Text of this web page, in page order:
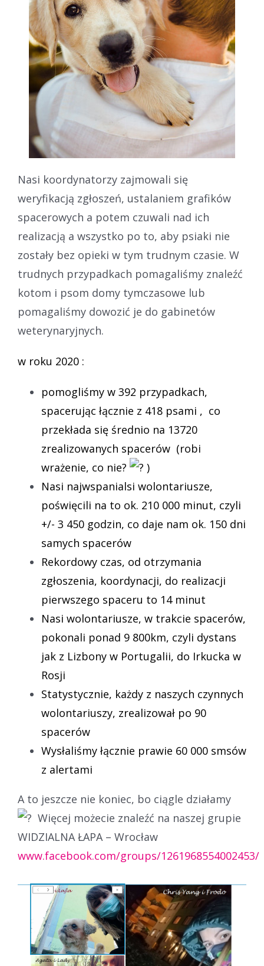
Nasi koordynatorzy zajmowali się
weryfikacją zgłoszeń, ustalaniem grafików
spacerowych a potem czuwali nad ich
realizacją a wszystko po to, aby psiaki nie
zostały bez opieki w tym trudnym czasie. W
trudnych przypadkach pomagaliśmy znaleźć
kotom i psom domy tymczasowe lub
pomagaliśmy dowozić je do gabinetów
weterynaryjnych.
w roku 2020 :
pomogliśmy w 392 przypadkach,
spacerując łącznie z 418 psami , co
przekłada się średnio na 13720
zrealizowanych spacerów (robi
wrażenie, co nie?
)
Nasi najwspanialsi wolontariusze,
poświęcili na to ok. 210 000 minut, czyli
+/- 3 450 godzin, co daje nam ok. 150 dni
samych spacerów
Rekordowy czas, od otrzymania
zgłoszenia, koordynacji, do realizacji
pierwszego spaceru to 14 minut
Nasi wolontariusze, w trakcie spacerów,
pokonali ponad 9 800km, czyli dystans
jak z Lizbony w Portugalii, do Irkucka w
Rosji
Statystycznie, każdy z naszych czynnych
wolontariuszy, zrealizował po 90
spacerów
Wysłaliśmy łącznie prawie 60 000 smsów
z alertami
A to jeszcze nie koniec, bo ciągle działamy
Więcej możecie znaleźć na naszej grupie
WIDZIALNA ŁAPA – Wrocław
www.facebook.com/groups/1261968554002453/